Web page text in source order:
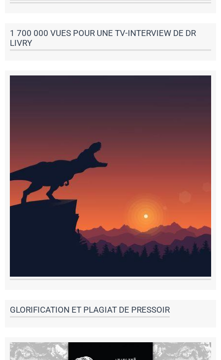
1 700 000 VUES POUR UNE TV-INTERVIEW DE DR
LIVRY
GLORIFICATION ET PLAGIAT DE PRESSOIR